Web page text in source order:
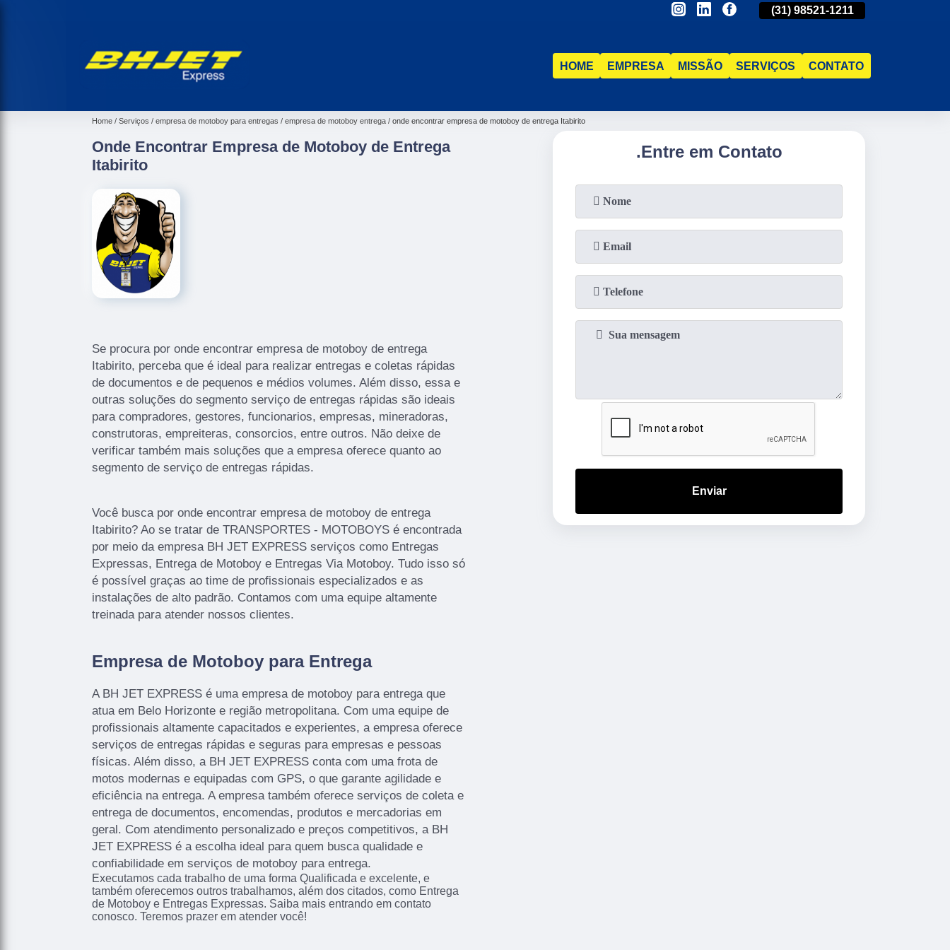
2515-5031 (31) 98521-1211
HOME EMPRESA MISSÃO SERVIÇOS CONTATO
Home Serviços empresa de motoboy para entregas empresa de motoboy entrega onde encontrar empresa de motoboy de entrega Itabirito
Onde Encontrar Empresa de Motoboy de Entrega
Itabirito
Se procura por onde encontrar empresa de motoboy de entrega
Itabirito, perceba que é ideal para realizar entregas e coletas rápidas
de documentos e de pequenos e médios volumes. Além disso, essa e
outras soluções do segmento serviço de entregas rápidas são ideais
para compradores, gestores, funcionarios, empresas, mineradoras,
construtoras, empreiteras, consorcios, entre outros. Não deixe de
verificar também mais soluções que a empresa oferece quanto ao
segmento de serviço de entregas rápidas.
Você busca por onde encontrar empresa de motoboy de entrega
Itabirito? Ao se tratar de TRANSPORTES - MOTOBOYS é encontrada
por meio da empresa BH JET EXPRESS serviços como Entregas
Expressas, Entrega de Motoboy e Entregas Via Motoboy. Tudo isso só
é possível graças ao time de profissionais especializados e as
instalações de alto padrão. Contamos com uma equipe altamente
treinada para atender nossos clientes.
Empresa de Motoboy para Entrega
A BH JET EXPRESS é uma empresa de motoboy para entrega que
atua em Belo Horizonte e região metropolitana. Com uma equipe de
profissionais altamente capacitados e experientes, a empresa oferece
serviços de entregas rápidas e seguras para empresas e pessoas
físicas. Além disso, a BH JET EXPRESS conta com uma frota de
motos modernas e equipadas com GPS, o que garante agilidade e
eficiência na entrega. A empresa também oferece serviços de coleta e
entrega de documentos, encomendas, produtos e mercadorias em
geral. Com atendimento personalizado e preços competitivos, a BH
JET EXPRESS é a escolha ideal para quem busca qualidade e
confiabilidade em serviços de motoboy para entrega.
Executamos cada trabalho de uma forma Qualificada e excelente, e
também oferecemos outros trabalhamos, além dos citados, como Entrega
de Motoboy e Entregas Expressas. Saiba mais entrando em contato
conosco. Teremos prazer em atender você!
.Entre em Contato
Enviar